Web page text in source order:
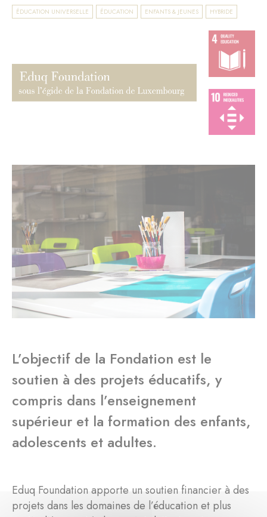
ÉDUCATION UNIVERSELLE ÉDUCATION ENFANTS & JEUNES HYBRIDE
L’objectif de la Fondation est le
soutien à des projets éducatifs, y
compris dans l’enseignement
supérieur et la formation des enfants,
adolescents et adultes.
Eduq Foundation apporte un soutien financier à des
projets dans les domaines de l’éducation et plus